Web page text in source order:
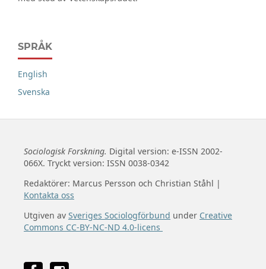
SPRÅK
English
Svenska
Sociologisk Forskning. Digital version: e-ISSN 2002-
066X. Tryckt version: ISSN 0038-0342
Redaktörer: Marcus Persson och Christian Ståhl |
Kontakta oss
Utgiven av Sveriges Sociologförbund under Creative
Commons CC-BY-NC-ND 4.0-licens